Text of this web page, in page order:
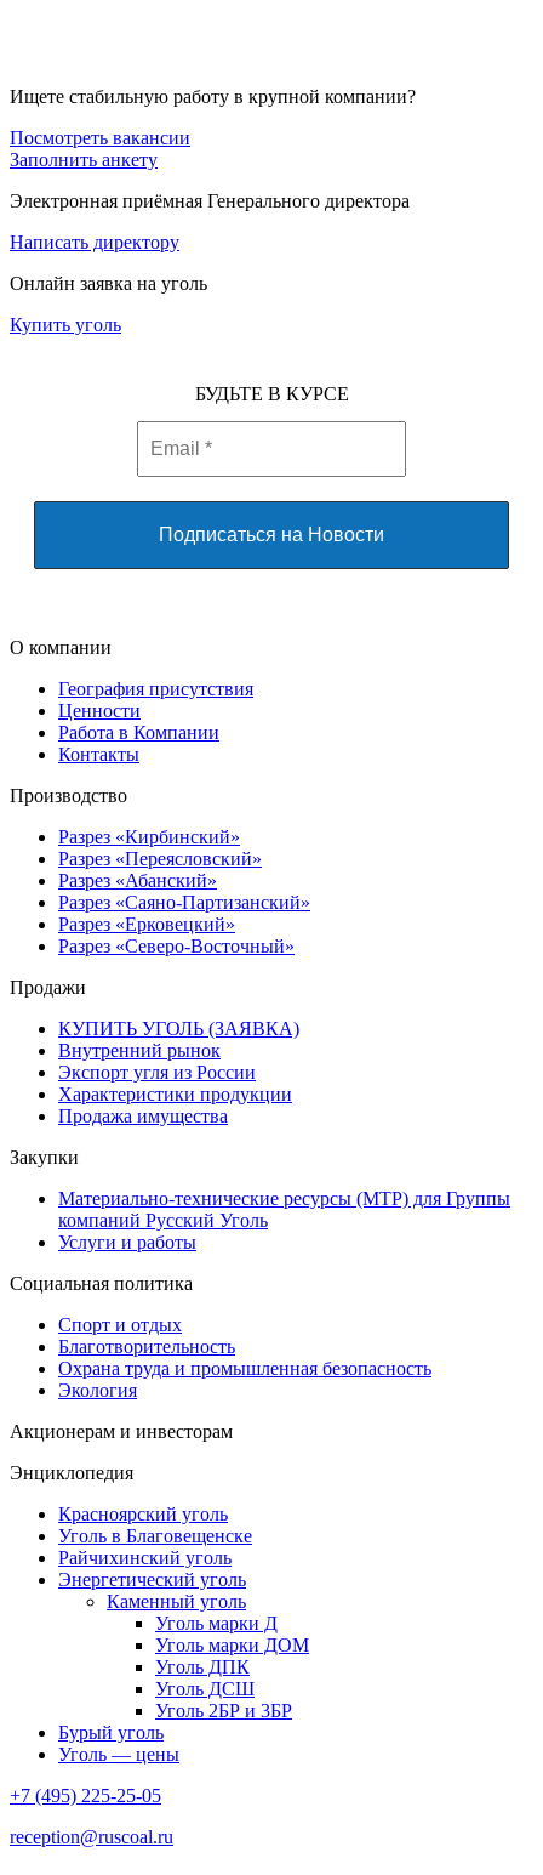
Ищете стабильную работу в крупной компании?
Посмотреть вакансии
Заполнить анкету
Электронная приёмная Генерального директора
Написать директору
Онлайн заявка на уголь
Купить уголь
БУДЬТЕ В КУРСЕ
О компании
География присутствия
Ценности
Работа в Компании
Контакты
Производство
Разрез «Кирбинский»
Разрез «Переясловский»
Разрез «Абанский»
Разрез «Саяно-Партизанский»
Разрез «Ерковецкий»
Разрез «Северо-Восточный»
Продажи
КУПИТЬ УГОЛЬ (ЗАЯВКА)
Внутренний рынок
Экспорт угля из России
Характеристики продукции
Продажа имущества
Закупки
Материально-технические ресурсы (МТР) для Группы
компаний Русский Уголь
Услуги и работы
Социальная политика
Спорт и отдых
Благотворительность
Охрана труда и промышленная безопасность
Экология
Акционерам и инвесторам
Энциклопедия
Красноярский уголь
Уголь в Благовещенске
Райчихинский уголь
Энергетический уголь
Каменный уголь
Уголь марки Д
Уголь марки ДОМ
Уголь ДПК
Уголь ДСШ
Уголь 2БР и 3БР
Бурый уголь
Уголь — цены
+7 (495) 225-25-05
reception@ruscoal.ru